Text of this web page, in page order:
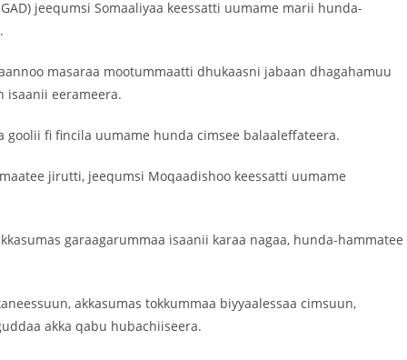
jeequmsi Somaaliyaa keessatti uumame marii hunda-
masaraa mootummaatti dhukaasni jabaan dhagahamuu
isaanii eerameera.
goolii fi fincila uumame hunda cimsee balaaleffateera.
jirutti, jeequmsi Moqaadishoo keessatti uumame
garaagarummaa isaanii karaa nagaa, hunda-hammatee
akkasumas tokkummaa biyyaalessaa cimsuun,
akka qabu hubachiiseera.